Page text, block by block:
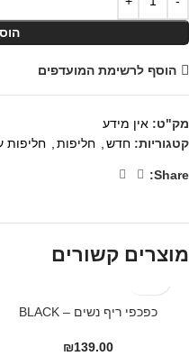
הוסף לרשימת המועדפים
מק"ט: אין מידע
קטגוריות: חדש חליפות חליפות
Share:
מוצרים קשורים
כפכפי ריף נשים – BLACK
₪139.00